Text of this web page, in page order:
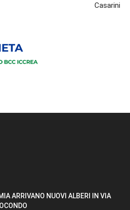
Casarini
ARRIVANO NUOVI ALBERI IN VIA